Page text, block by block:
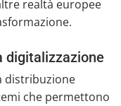
realtà europee
digitalizzazione
distribuzione
che permettono